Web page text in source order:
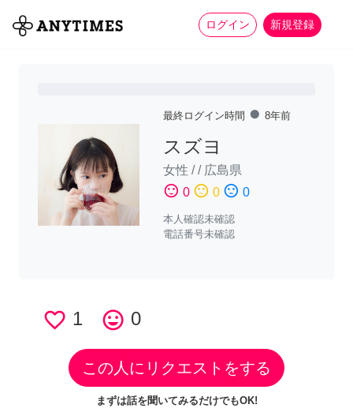
ログイン 新規登録
全て 家事 more_horiz
最終ログイン時間 fiber_manual_record 8年前
スズヨ
女性 // 広島県
sentiment_satisfied 0 sentiment_neutral 0 sentiment_dissatisfied 0
本人確認未確認
電話番号未確認
favorite_border 1 tag_faces 0
この人にリクエストをする
まずは話を聞いてみるだけでもOK!